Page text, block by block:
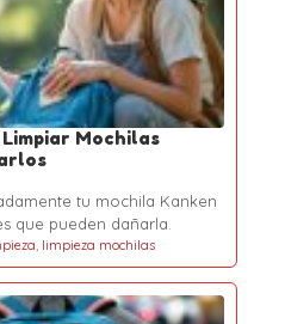
Mochilas
tu mochila Kanken
que pueden dañarla.
, limpieza mochilas